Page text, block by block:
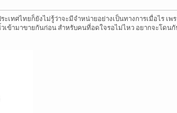
ทศไทยก็ยังไม่รู้ว่าจะมีจำหน่ายอย่างเป็นทางการเมื่อไร เพร
เข้ามาขายกันก่อน สำหรับคนที่อดใจรอไม่ไหว อยากจะโดน